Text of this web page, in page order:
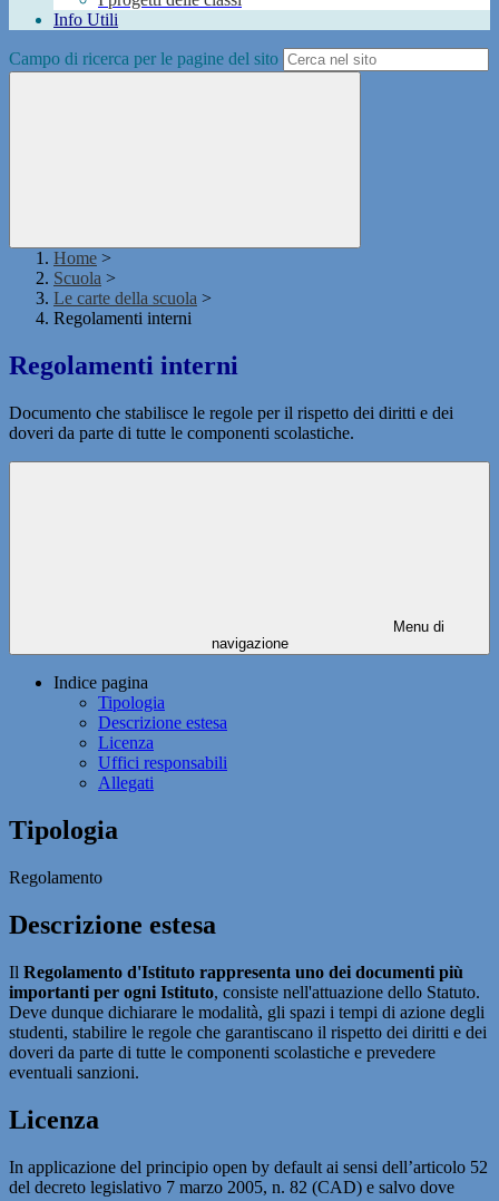
Info Utili
Campo di ricerca per le pagine del sito
Home >
Scuola >
Le carte della scuola >
Regolamenti interni
Regolamenti interni
Documento che stabilisce le regole per il rispetto dei diritti e dei
doveri da parte di tutte le componenti scolastiche.
Menu di
navigazione
Indice pagina
Tipologia
Descrizione estesa
Licenza
Uffici responsabili
Allegati
Tipologia
Regolamento
Descrizione estesa
Il Regolamento d'Istituto rappresenta uno dei documenti più
importanti per ogni Istituto, consiste nell'attuazione dello Statuto.
Deve dunque dichiarare le modalità, gli spazi i tempi di azione degli
studenti, stabilire le regole che garantiscano il rispetto dei diritti e dei
doveri da parte di tutte le componenti scolastiche e prevedere
eventuali sanzioni.
Licenza
In applicazione del principio open by default ai sensi dell’articolo 52
del decreto legislativo 7 marzo 2005, n. 82 (CAD) e salvo dove